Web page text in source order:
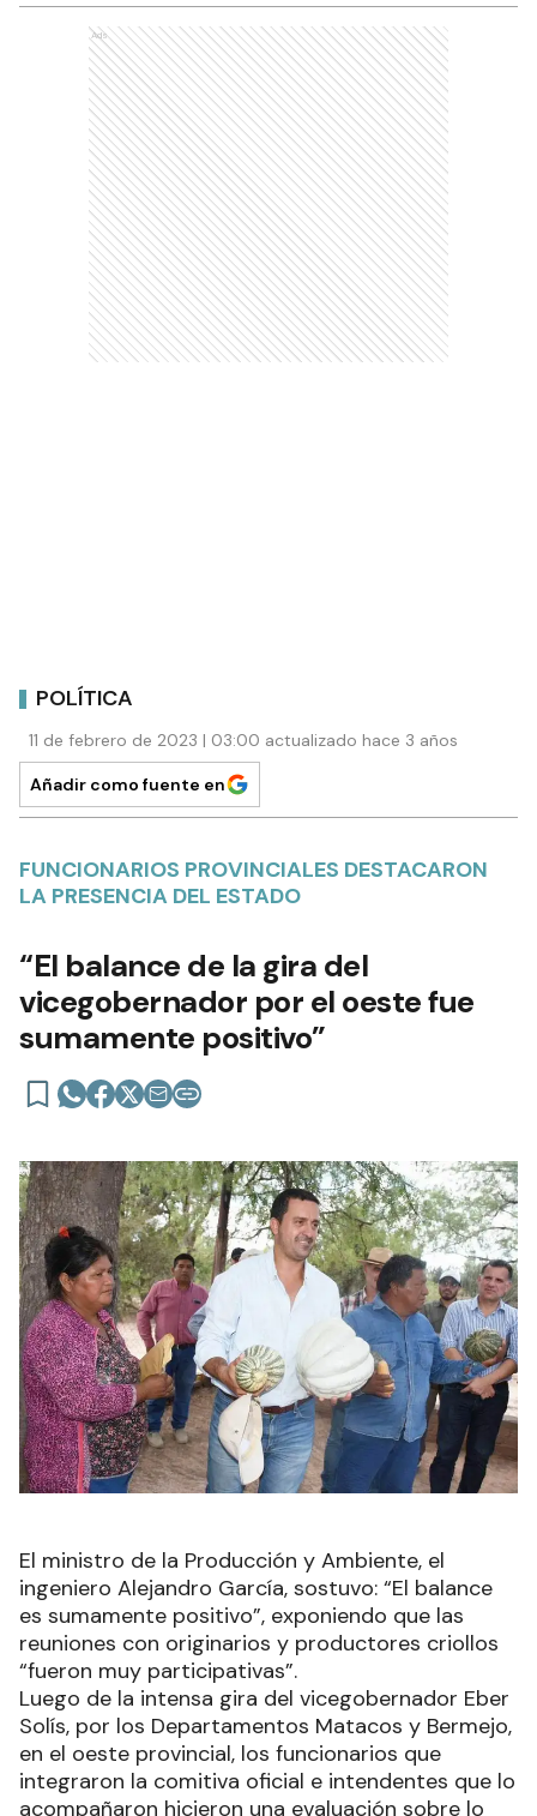
Ads
POLÍTICA
11 de febrero de 2023 | 03:00 actualizado hace 3 años
Añadir como fuente en
FUNCIONARIOS PROVINCIALES DESTACARON
LA PRESENCIA DEL ESTADO
“El balance de la gira del
vicegobernador por el oeste fue
sumamente positivo”
El ministro de la Producción y Ambiente, el
ingeniero Alejandro García, sostuvo: “El balance
es sumamente positivo”, exponiendo que las
reuniones con originarios y productores criollos
“fueron muy participativas”.
Luego de la intensa gira del vicegobernador Eber
Solís, por los Departamentos Matacos y Bermejo,
en el oeste provincial, los funcionarios que
integraron la comitiva oficial e intendentes que lo
acompañaron hicieron una evaluación sobre lo